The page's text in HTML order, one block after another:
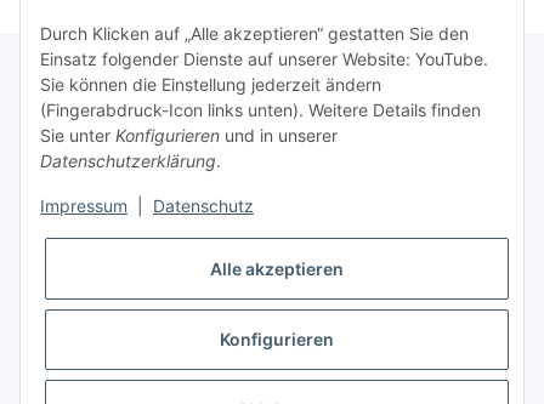
Kundenservice
Informationen
* Alle Preise inkl. gesetzlicher USt., zzgl.Versand
Durch Klicken auf „Alle akzeptieren“ gestatten Sie den
Einsatz folgender Dienste auf unserer Website: YouTube.
Sie können die Einstellung jederzeit ändern
(Fingerabdruck-Icon links unten). Weitere Details finden
Sie unter Konfigurieren und in unserer
Datenschutzerklärung.
Impressum Datenschutz
Alle akzeptieren
Konfigurieren